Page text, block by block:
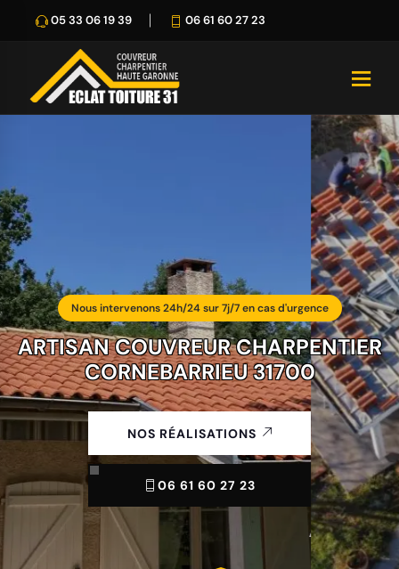
05 33 06 19 39 06 61 60 27 23
Nous intervenons 24h/24 sur 7j/7 en cas d'urgence
ARTISAN COUVREUR CHARPENTIER
CORNEBARRIEU 31700
NOS RÉALISATIONS
06 61 60 27 23